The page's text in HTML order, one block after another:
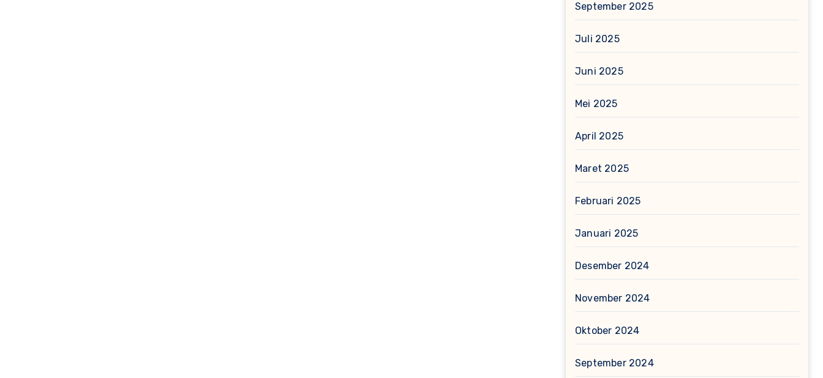
September 2025
Juli 2025
Juni 2025
Mei 2025
April 2025
Maret 2025
Februari 2025
Januari 2025
Desember 2024
November 2024
Oktober 2024
September 2024